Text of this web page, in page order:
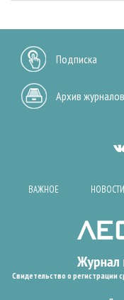
Подписка
Архив журналов
ВАЖНОЕ НОВОСТИ
Свидетельство о